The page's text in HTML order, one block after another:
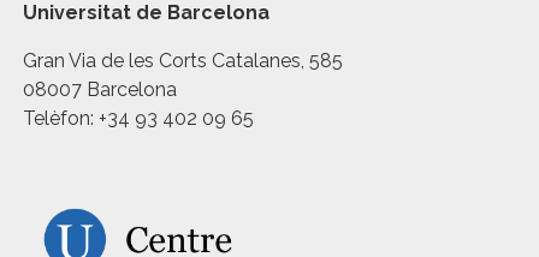
Universitat de Barcelona
Gran Via de les Corts Catalanes, 585
08007 Barcelona
Telèfon: +34 93 402 09 65